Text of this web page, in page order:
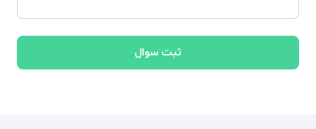
ثبت سوال